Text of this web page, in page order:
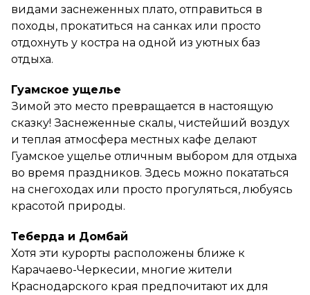
видами заснеженных плато, отправиться в
походы, прокатиться на санках или просто
отдохнуть у костра на одной из уютных баз
отдыха.
Гуамское ущелье
Зимой это место превращается в настоящую
сказку! Заснеженные скалы, чистейший воздух
и теплая атмосфера местных кафе делают
Гуамское ущелье отличным выбором для отдыха
во время праздников. Здесь можно покататься
на снегоходах или просто прогуляться, любуясь
красотой природы.
Теберда и Домбай
Хотя эти курорты расположены ближе к
Карачаево-Черкесии, многие жители
Краснодарского края предпочитают их для